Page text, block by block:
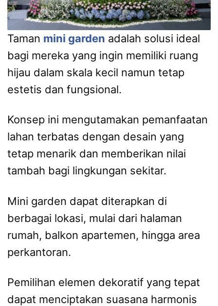
Taman mini garden adalah solusi ideal
bagi mereka yang ingin memiliki ruang
hijau dalam skala kecil namun tetap
estetis dan fungsional.
Konsep ini mengutamakan pemanfaatan
lahan terbatas dengan desain yang
tetap menarik dan memberikan nilai
tambah bagi lingkungan sekitar.
Mini garden dapat diterapkan di
berbagai lokasi, mulai dari halaman
rumah, balkon apartemen, hingga area
perkantoran.
Pemilihan elemen dekoratif yang tepat
dapat menciptakan suasana harmonis